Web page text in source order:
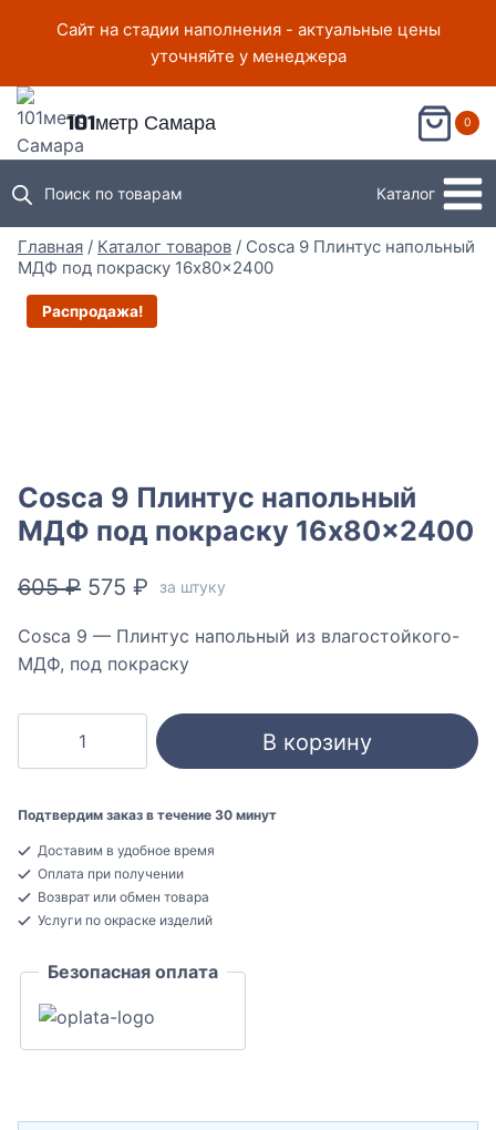
Сайт на стадии наполнения - актуальные цены
уточняйте у менеджера
101метр Самара 0
Поиск по товарам Каталог
Главная / Каталог товаров / Cosca 9 Плинтус напольный
МДФ под покраску 16x80x2400
Распродажа!
Cosca 9 Плинтус напольный
МДФ под покраску 16x80x2400
605₽ Первоначальная
составляла
575 ₽ Текущая
575 ₽.
за штуку
Cosca 9 — Плинтус напольный из влагостойкого-
МДФ, под покраску
9
напольный
МДФ
под
16x80x2400
В корзину
Подтвердим заказ в течение 30 минут
Доставим в удобное время
Оплата при получении
Возврат или обмен товара
Услуги по окраске изделий
Безопасная оплата